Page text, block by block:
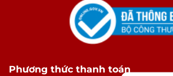
Phương thức thanh toán